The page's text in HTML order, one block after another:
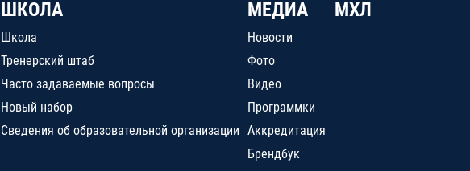
ШКОЛА
Школа
Тренерский штаб
Часто задаваемые вопросы
Новый набор
Сведения об образовательной организации
МЕДИА
Новости
Фото
Видео
Программки
Аккредитация
Брендбук
МХЛ